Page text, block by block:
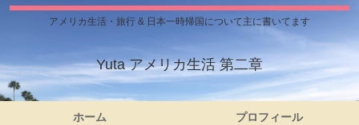
アメリカ生活・旅行 & 日本一時帰国について主に書いてます
Yuta アメリカ生活 第二章
ホーム プロフィール